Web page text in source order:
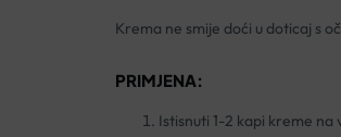
Krema ne smije doći u doticaj s
PRIMJENA:
Istisnuti 1-2 kapi kreme